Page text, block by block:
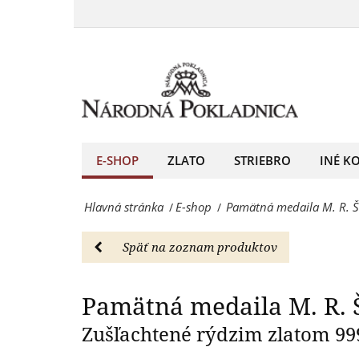
R.
pozorovanie
zatmenia
slnka
-
E-SHOP ZLATO STRIEBRO INÉ
Hlavná stránka /E-shop / Pamätná medaila M. R.
Späť na zoznam produktov
Pamätná medaila M.
Zušľachtené rýdzim zlatom
Pamätná
-
shop
Pokladnica
predný
európsky